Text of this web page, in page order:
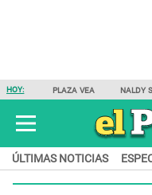
HOY: PLAZA VEA NALDY
ÚLTIMAS NOTICIAS